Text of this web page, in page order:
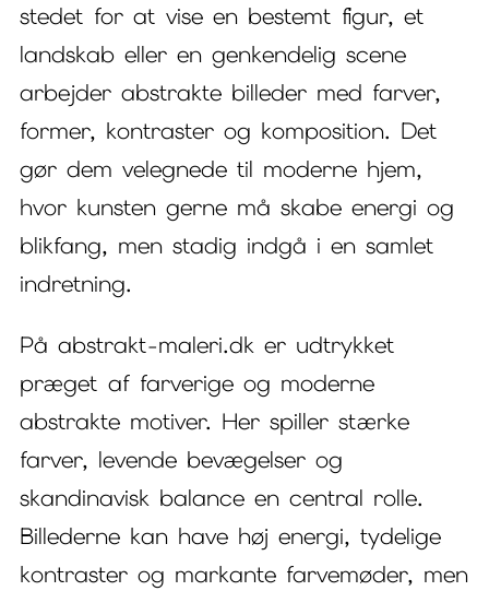
stedet for at vise en bestemt figur, et
landskab eller en genkendelig scene
arbejder abstrakte billeder med farver,
former, kontraster og komposition. Det
gør dem velegnede til moderne hjem,
hvor kunsten gerne må skabe energi og
blikfang, men stadig indgå i en samlet
indretning.
På abstrakt-maleri.dk er udtrykket
præget af farverige og moderne
abstrakte motiver. Her spiller stærke
farver, levende bevægelser og
skandinavisk balance en central rolle.
Billederne kan have høj energi, tydelige
kontraster og markante farvemøder, men